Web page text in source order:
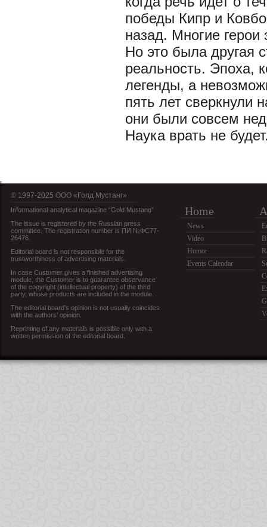
победы Кипр и
назад. Многие герои
Но это была другая
реальность. Эпоха,
легенды, а
пять лет сверкнули
они были совсем
Наука врать не
© 1997-2025 OOO «Голд Мустанг»
Informational-analytical magazine “Gold Mustang”
The issue is registered by the Russian press
committee. The registration number is ПИ №ФС77-
26476.
Editorial board is not responsible for the
trustworthiness of advertising materials.
In case Customer gives a finished advertising
module, the Customer is to guarantee observance
of the copyright (intellectual property) of the third
party, whose products are included in the module.
The editorial board’s opinion is not usually coincides
with the authors’ opinion.
Reprinting of any materials is possible only with a
written permission of the editorial board.
Home
News
Video
Humor
Events Calendar